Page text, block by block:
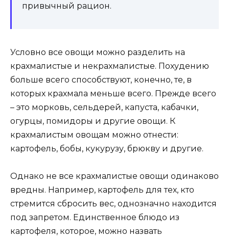
привычный рацион.
Условно все овощи можно разделить на
крахмалистые и некрахмалистые. Похудению
больше всего способствуют, конечно, те, в
которых крахмала меньше всего. Прежде всего
– это морковь, сельдерей, капуста, кабачки,
огурцы, помидоры и другие овощи. К
крахмалистым овощам можно отнести:
картофель, бобы, кукурузу, брюкву и другие.
Однако не все крахмалистые овощи одинаково
вредны. Например, картофель для тех, кто
стремится сбросить вес, однозначно находится
под запретом. Единственное блюдо из
картофеля, которое, можно назвать